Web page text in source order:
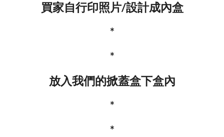
買家自行印照片/設計成內盒
*
*
放入我們的掀蓋盒下盒內
*
*